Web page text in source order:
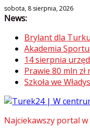
Skip
to
sobota, 8 sierpnia, 2026
News:
Brylant dla
Akademia
14 sierpnia
Prawie 80 mln zł
Szkoła we
Najciekawszy portal w